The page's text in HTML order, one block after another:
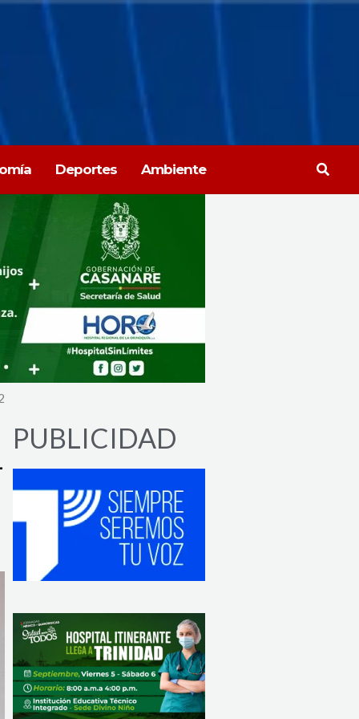
Deportes Ambiente Buscar
PUBLICIDAD